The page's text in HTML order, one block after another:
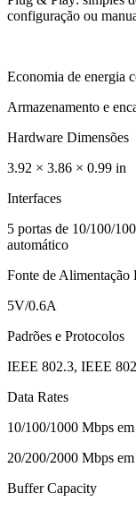
configuração ou
Economia de energia
Armazenamento e
Hardware Dimensões
3.92 × 3.86 × 0.99 in
Interfaces
5 portas de 10/100/
automático
Fonte de Alimentação
5V/0.6A
Padrões e Protocolos
IEEE 802.3, IEEE
Data Rates
10/100/1000 Mbps
20/200/2000 Mbps
Buffer Capacity